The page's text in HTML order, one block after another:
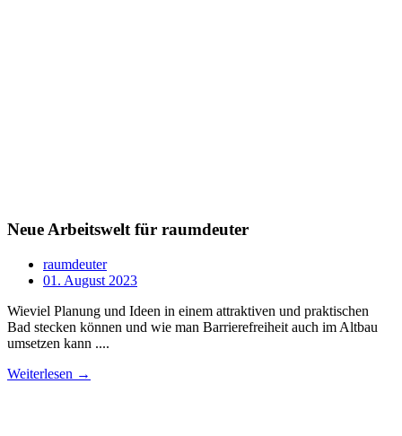
Neue Arbeitswelt für raumdeuter
raumdeuter
01. August 2023
Wieviel Planung und Ideen in einem attraktiven und praktischen
Bad stecken können und wie man Barrierefreiheit auch im Altbau
umsetzen kann ....
Weiterlesen →